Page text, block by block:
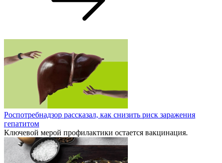
Роспотребнадзор рассказал, как снизить риск заражения
гепатитом
Ключевой мерой профилактики остается вакцинация.